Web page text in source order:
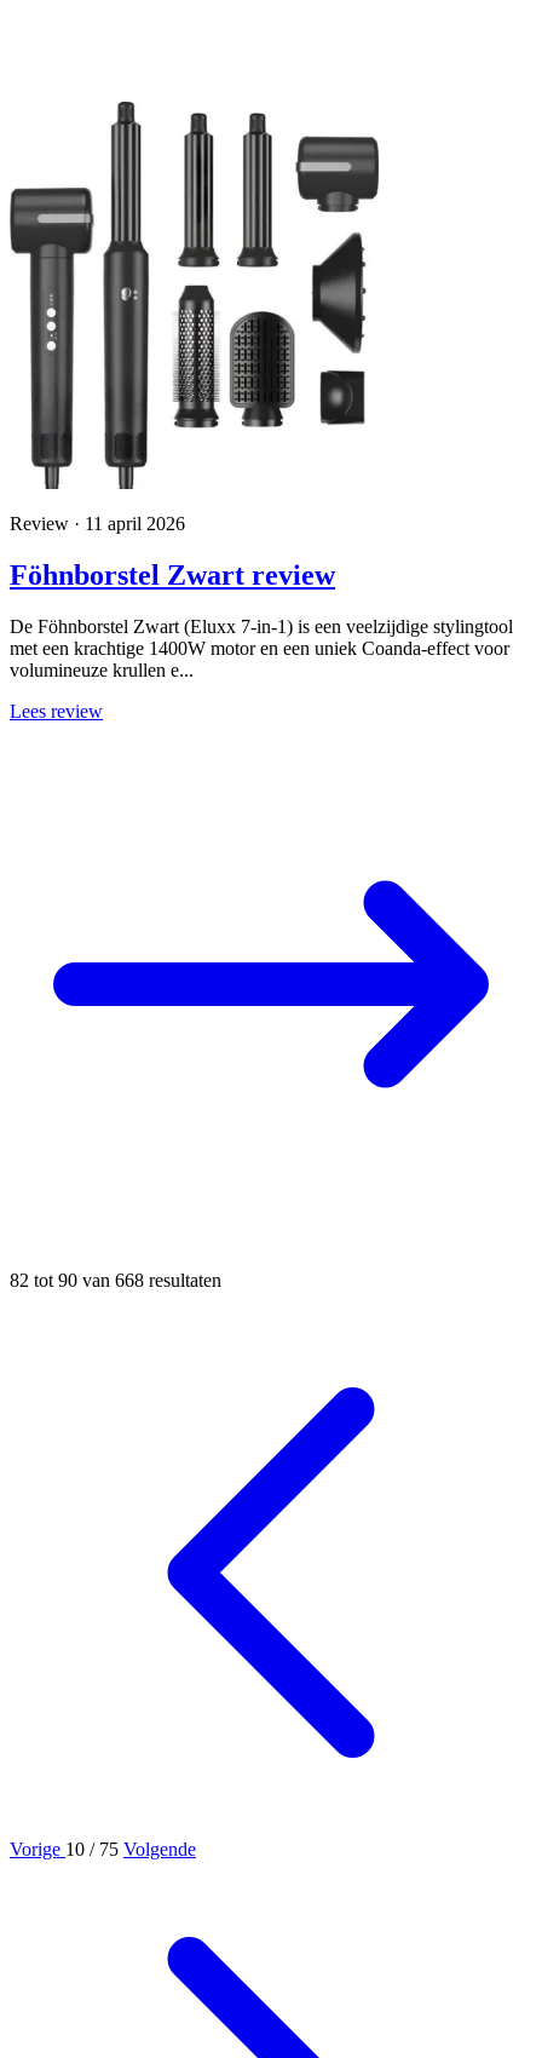
Review · 11 april 2026
Föhnborstel Zwart review
De Föhnborstel Zwart (Eluxx 7-in-1) is een veelzijdige stylingtool
met een krachtige 1400W motor en een uniek Coanda-effect voor
volumineuze krullen e...
Lees review
82 tot 90 van 668 resultaten
Vorige 10 / 75 Volgende